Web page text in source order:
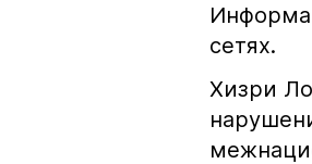
сетях.
Хизри